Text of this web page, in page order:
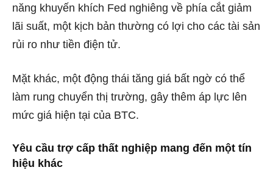
năng khuyến khích Fed nghiêng về phía cắt giảm
lãi suất, một kịch bản thường có lợi cho các tài sản
rủi ro như tiền điện tử.
Mặt khác, một động thái tăng giá bất ngờ có thể
làm rung chuyển thị trường, gây thêm áp lực lên
mức giá hiện tại của BTC.
Yêu cầu trợ cấp thất nghiệp mang đến một tín
hiệu khác